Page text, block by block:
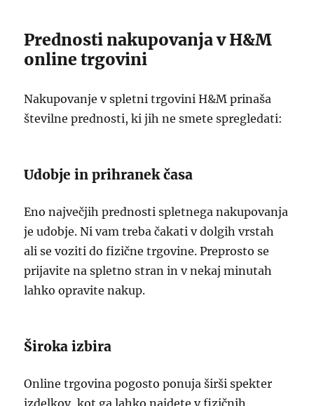
Prednosti nakupovanja v H&M
online trgovini
Nakupovanje v spletni trgovini H&M prinaša
številne prednosti, ki jih ne smete spregledati:
Udobje in prihranek časa
Eno največjih prednosti spletnega nakupovanja
je udobje. Ni vam treba čakati v dolgih vrstah
ali se voziti do fizične trgovine. Preprosto se
prijavite na spletno stran in v nekaj minutah
lahko opravite nakup.
Široka izbira
Online trgovina pogosto ponuja širši spekter
izdelkov, kot ga lahko najdete v fizičnih